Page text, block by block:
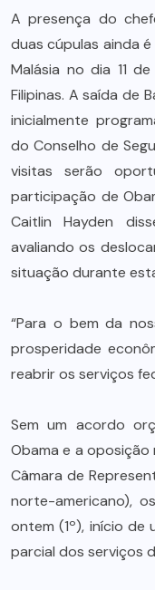
A presença do
duas cúpulas ainda
Malásia no dia 11
Filipinas. A saída de
inicialmente
do Conselho de
visitas serão
participação de
Caitlin Hayden
avaliando os
situação durante
“Para o bem da
prosperidade
reabrir os serviços
Sem um acordo
Obama e a oposição
Câmara de
norte-americano),
ontem (1º), início de
parcial dos serviços